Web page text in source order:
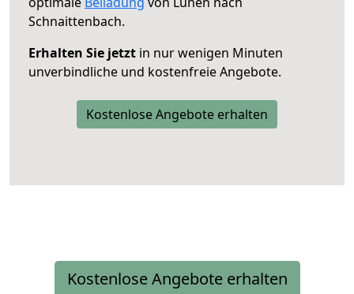
Schnaittenbach.
Erhalten Sie jetzt in nur wenigen Minuten
unverbindliche und kostenfreie Angebote.
Kostenlose Angebote erhalten
Kostenlose Angebote erhalten